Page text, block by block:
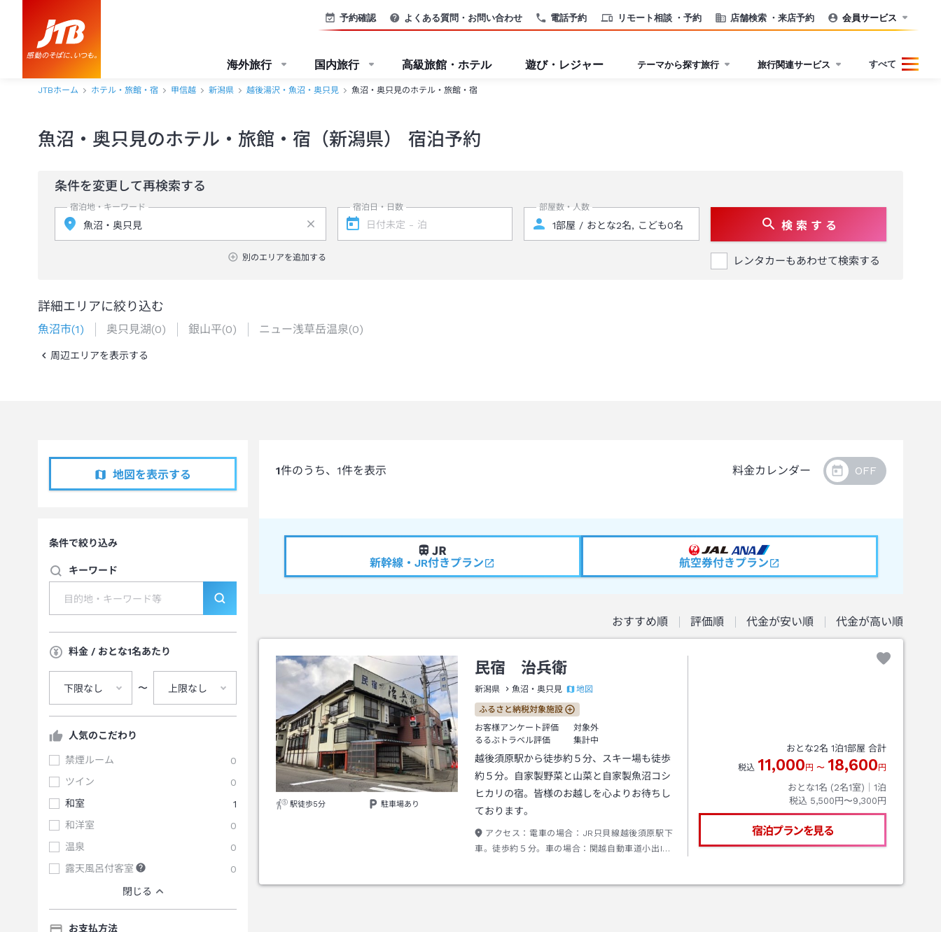
電話予約 リモート相談 ・予約 店舗検索 ・来店予約
予約確認 よくある質問・お問い合わせ 会員サービス
海外旅行 国内旅行 高級旅館・ホテル 遊び・レジャー テーマから探す旅行 旅行関連サービス すべて
JTBホーム ホテル・旅館・宿 甲信越 新潟県 越後湯沢・魚沼・奥只見 魚沼・奥只見のホテル・旅館・宿
魚沼・奥只見のホテル・旅館・宿（新潟県） 宿泊予約
条件を変更して再検索する
宿泊地・キーワード
別のエリアを追加する
宿泊日・日数 部屋数・人数
検 索 す る
レンタカーもあわせて検索する
詳細エリアに絞り込む
魚沼市(1) 奥只見湖(0) 銀山平(0) ニュー浅草岳温泉(0)
周辺エリアを表示する
地図を表示する
条件で絞り込み
キーワード
料金 / おとな1名あたり
下限なし 〜 上限なし
人気のこだわり
禁煙ルーム
0
ツイン
0
和室
1
和洋室
0
温泉
0
露天風呂付客室
0
閉じる
お支払方法
1件のうち、 1件を表示 料金カレンダー
新幹線・JR付きプラン 航空券付きプラン
おすすめ順 評価順 代金が安い順 代金が高い順
駅徒歩5分 駐車場あり
民宿 治兵衛
新潟県 魚沼・奥只見 地図
ふるさと納税対象施設
お客様アンケート評価
対象外
るるぶトラベル評価
集計中
越後須原駅から徒歩約５分、スキー場も徒歩
約５分。自家製野菜と山菜と自家製魚沼コシ
ヒカリの宿。皆様のお越しを心よりお待ちし
ております。
アクセス： 電車の場合：JR只貝線越後須原駅下
車。徒歩約５分。車の場合：関越自動車道小出I．
おとな2名 1泊1部屋 合計
税込 11,000 円 〜 18,600 円
おとな1名 (2名1室)｜ 1泊
税込 5,500円〜9,300円
宿泊プランを見る